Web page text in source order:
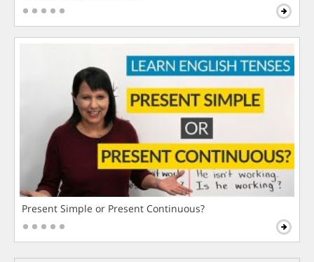
Present Simple or Present Continuous?